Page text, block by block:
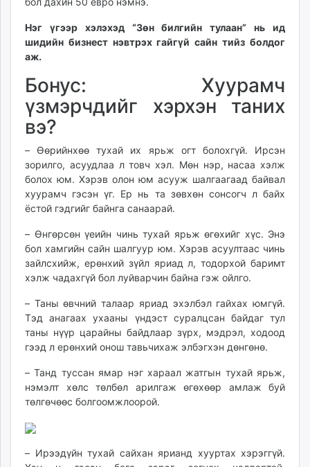
Нэг үгээр хэлэхэд “Зөн билгийн тулаан” нь ид
шидийн бизнест нэвтрэх гайгүй сайн тийз болдог
аж.
Бонус: Хуурамч
үзмэрчдийг хэрхэн таних
вэ?
– Өөрийнхөө тухай их ярьж огт болохгүй. Ирсэн
зорилго, асуудлаа л товч хэл. Мөн нэр, насаа хэлж
болох юм. Хэрэв олон юм асууж шалгаагаад байвал
хуурамч гэсэн үг. Ер нь та зөвхөн сонсогч л байх
ёстой гэдгийг байнга санаарай.
– Өнгөрсөн үеийн чинь тухай ярьж өгөхийг хүс. Энэ
бол хамгийн сайн шалгуур юм. Хэрэв асуултаас чинь
зайлсхийж, ерөнхий зүйл яриад л, тодорхой баримт
хэлж чадахгүй бол луйварчин байна гэж ойлго.
– Таны өвчний талаар яриад эхэлбэл гайхах юмгүй.
Тэд анагаах ухааны үндэст суралцсан байдаг тул
таны нүүр царайны байдлаар зүрх, мэдрэл, ходоод
гээд л ерөнхий онош тавьчихаж элбэгхэн дөнгөнө.
– Танд туссан ямар нэг хараал жатгын тухай ярьж,
нэмэлт хөлс төлбөл арилгаж өгөхөөр амлаж буй
төлгөчөөс болгоомжлоорой.
– Ирээдүйн тухай сайхан ярианд хууртах хэрэггүй.